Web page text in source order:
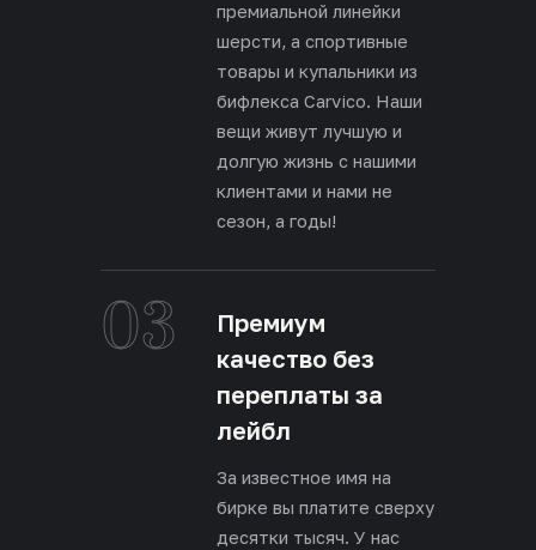
премиальной линейки
шерсти, а спортивные
товары и купальники из
бифлекса Carvico. Наши
вещи живут лучшую и
долгую жизнь с нашими
клиентами и нами не
сезон, а годы!
03
Премиум
качество без
переплаты за
лейбл
За известное имя на
бирке вы платите сверху
десятки тысяч. У нас